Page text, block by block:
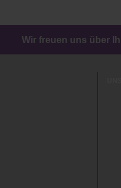
Wir freuen uns über